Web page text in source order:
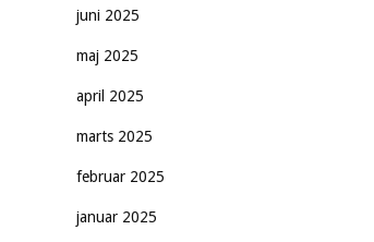
juni 2025
maj 2025
april 2025
marts 2025
februar 2025
januar 2025